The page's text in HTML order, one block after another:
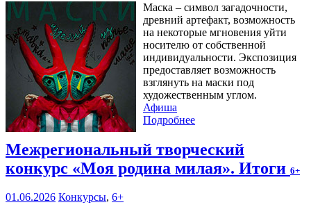
Маска – символ загадочности,
древний артефакт, возможность
на некоторые мгновения уйти
носителю от собственной
индивидуальности. Экспозиция
предоставляет возможность
взглянуть на маски под
художественным углом.
Афиша
Подробнее
Межрегиональный творческий
конкурс «Моя родина милая». Итоги 6+
01.06.2026 Конкурсы, 6+